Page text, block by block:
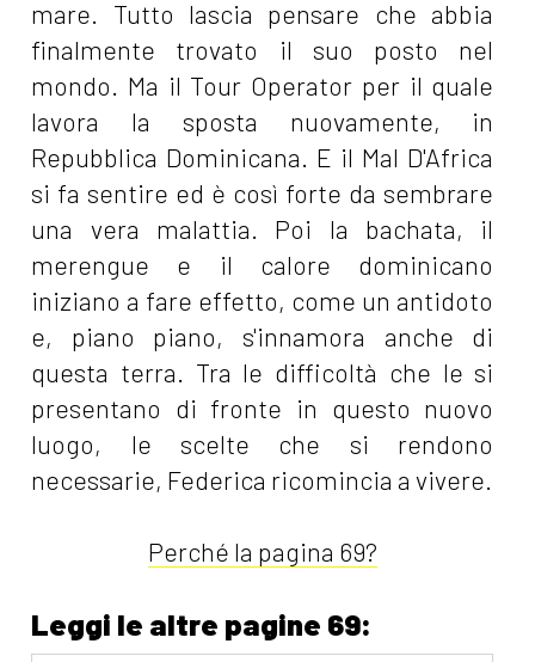
mare. Tutto lascia pensare che abbia
finalmente trovato il suo posto nel
mondo. Ma il Tour Operator per il quale
lavora la sposta nuovamente, in
Repubblica Dominicana. E il Mal D'Africa
si fa sentire ed è così forte da sembrare
una vera malattia. Poi la bachata, il
merengue e il calore dominicano
iniziano a fare effetto, come un antidoto
e, piano piano, s'innamora anche di
questa terra. Tra le difficoltà che le si
presentano di fronte in questo nuovo
luogo, le scelte che si rendono
necessarie, Federica ricomincia a vivere.
Perché la pagina 69?
Leggi le altre pagine 69: